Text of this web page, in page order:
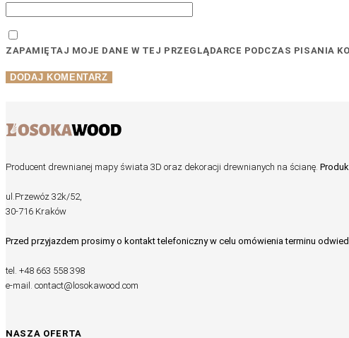
ZAPAMIĘTAJ MOJE DANE W TEJ PRZEGLĄDARCE PODCZAS PISANIA
Producent drewnianej mapy świata 3D oraz dekoracji drewnianych na ścianę.
ul.Przewóz 32k/52,
30-716 Kraków
Przed przyjazdem prosimy o kontakt telefoniczny w celu omówienia terminu
tel. +48 663 558 398
e-mail. contact@losokawood.com
NASZA OFERTA